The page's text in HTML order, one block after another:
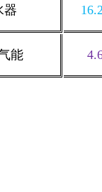
器
能